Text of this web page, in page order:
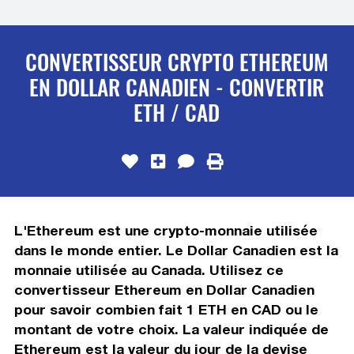
CONVERTISSEUR CRYPTO ETHEREUM
EN DOLLAR CANADIEN - CONVERTIR
ETH / CAD
L'Ethereum est une crypto-monnaie utilisée
dans le monde entier. Le Dollar Canadien est la
monnaie utilisée au Canada. Utilisez ce
convertisseur Ethereum en Dollar Canadien
pour savoir combien fait 1 ETH en CAD ou le
montant de votre choix. La valeur indiquée de
Ethereum est la valeur du jour de la devise